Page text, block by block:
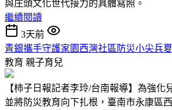
與庄頭文化世代接力的具體寫照。
繼續閱讀
3天前
青銀攜手守護家園西灣社區防災小尖兵
教育 親子育兒
【柿子日報記者李玲/台南報導】為強化
並將防災教育向下扎根，臺南市永康區